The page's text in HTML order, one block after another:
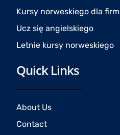
Kursy norweskiego dla firm
Ucz się angielskiego
Letnie kursy norweskiego
Quick Links
About Us
Contact